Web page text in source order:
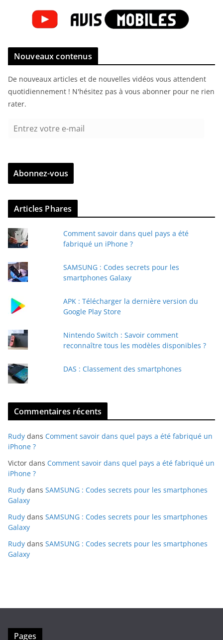
Nouveaux contenus
De nouveaux articles et de nouvelles vidéos vous attendent
quotidiennement ! N'hésitez pas à vous abonner pour ne rien
rater.
r
z
v
r
e
e
a
Abonnez-vous
Articles Phares
Comment savoir dans quel pays a été
fabriqué un iPhone ?
SAMSUNG : Codes secrets pour les
smartphones Galaxy
APK : Télécharger la dernière version du
Google Play Store
Nintendo Switch : Savoir comment
reconnaître tous les modèles disponibles ?
DAS : Classement des smartphones
Commentaires récents
Rudy dans Comment savoir dans quel pays a été fabriqué un
iPhone ?
Victor dans Comment savoir dans quel pays a été fabriqué un
iPhone ?
Rudy dans SAMSUNG : Codes secrets pour les smartphones
Galaxy
Rudy dans SAMSUNG : Codes secrets pour les smartphones
Galaxy
Rudy dans SAMSUNG : Codes secrets pour les smartphones
Galaxy
Pages